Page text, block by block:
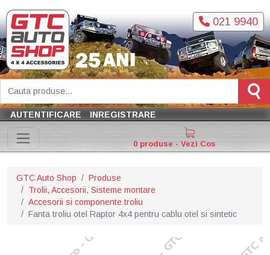
021 9940
AUTENTIFICARE INREGISTRARE
0 produse - Vezi Cos
GTC Auto Shop
Produse
Trolii, Accesorii, Sisteme montare
Accesorii si componente troliu
Fanta troliu otel Raptor 4x4 pentru cablu otel si sintetic